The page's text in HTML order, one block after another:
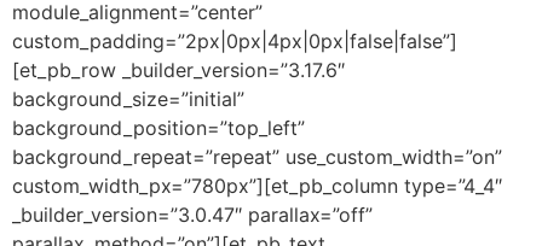
module_alignment=”center”
custom_padding=”2px|0px|4px|0px|false|false”]
[et_pb_row _builder_version=”3.17.6″
background_size=”initial”
background_position=”top_left”
background_repeat=”repeat” use_custom_width=”on”
custom_width_px=”780px”][et_pb_column type=”4_4″
_builder_version=”3.0.47″ parallax=”off”